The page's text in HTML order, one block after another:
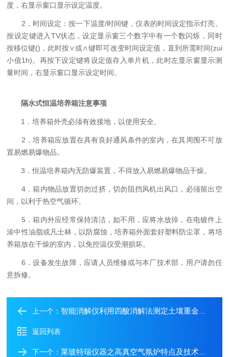
度，右显示窗口显示设定温度。
2．时间设定：按一下温度/时间键，仪表的时间设定指示灯亮。
按设定键进入TV状态，设定显示窗三个数字中有一个数闪烁，同时
按移位键()，此时按∨或∧键即可改变时间设定值，直到所需时间(zui
小值1h)。再按下设定键将设定值存入单片机，此时左显示窗显示测
量时间，右显示窗口显示设定时间。
隔水式恒温培养箱注意事项
1．培养箱外壳必须有效接地，以使用安全。
2．培养箱应放置在具有良好通风条件的室内，在其周围不可放
置易燃易爆物品。
3．恒温培养箱内无防爆装置，不得放入易燃易爆物品干燥。
4．箱内物品放置切勿过挤，切勿阻挡风机出风口，必须留出空
间，以利于热空气循环。
5．箱内外应经常保持清洁，如不用，应将水放掉，在电镀件上
涂中性油脂或凡士林，以防腐蚀，培养箱外面套好塑料防尘罩，将培
养箱放在干燥的室内，以免控温仪受潮损坏。
6．设备发生故障，应请人员维修或与本厂技术部，用户请勿任
意拆修。
上一个： 智能消解仪利用四酸消解法测定土壤重金属含量的方法
返回列表
下一个：莱玻特瑞仪器之高真空气氛炉特点及技术参数